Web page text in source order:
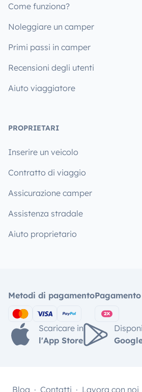
Come funziona?
Noleggiare un camper
Primi passi in camper
Recensioni degli utenti
Aiuto viaggiatore
PROPRIETARI
Inserire un veicolo
Contratto di viaggio
Assicurazione camper
Assistenza stradale
Aiuto proprietario
Metodi di pagamento
Scaricare in
l'App Store
Blog Contatti Lavora con noi